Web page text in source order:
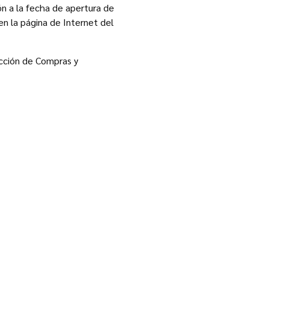
a la fecha de apertura de
la página de Internet del
de Compras y